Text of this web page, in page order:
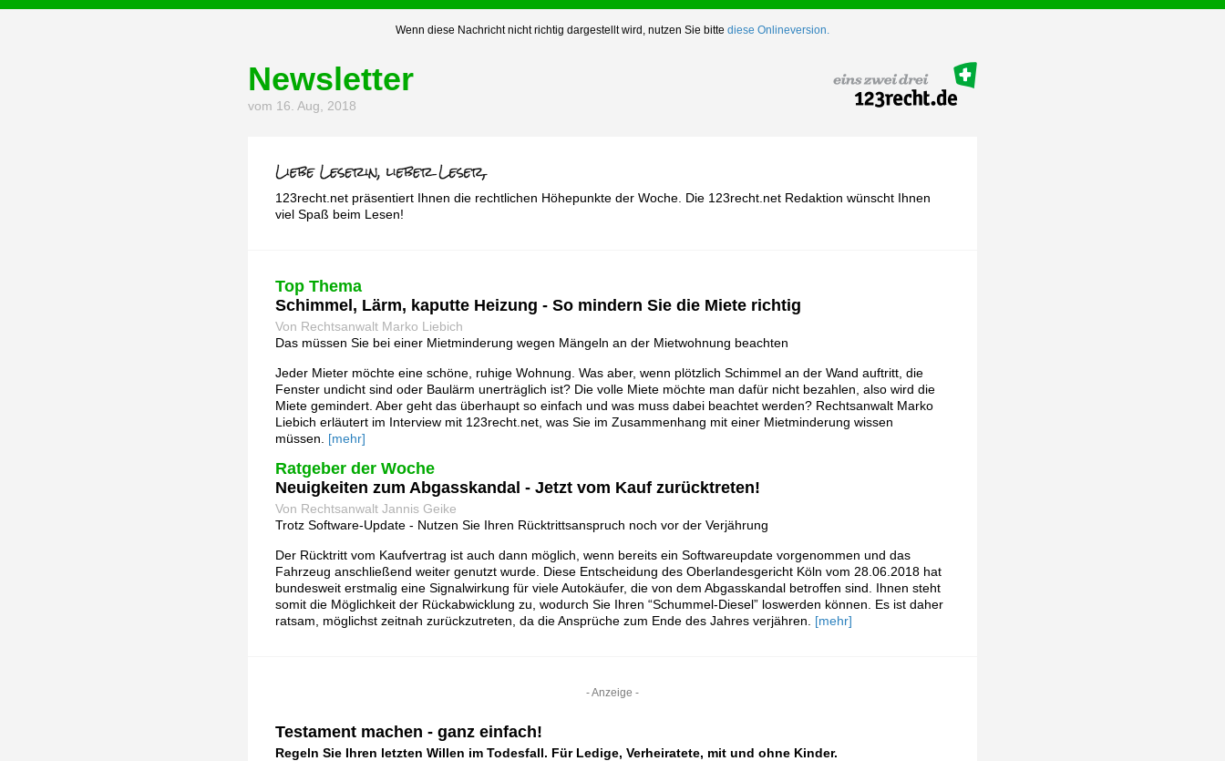
Wenn diese Nachricht nicht richtig dargestellt wird, nutzen Sie bitte diese Onlineversion.
Newsletter
vom 16. Aug, 2018
123recht.net präsentiert Ihnen die rechtlichen Höhepunkte der Woche. Die 123recht.net Redaktion wünscht Ihnen
viel Spaß beim Lesen!
Top Thema
Schimmel, Lärm, kaputte Heizung - So mindern Sie die Miete richtig
Von Rechtsanwalt Marko Liebich
Das müssen Sie bei einer Mietminderung wegen Mängeln an der Mietwohnung beachten
Jeder Mieter möchte eine schöne, ruhige Wohnung. Was aber, wenn plötzlich Schimmel an der Wand auftritt, die
Fenster undicht sind oder Baulärm unerträglich ist? Die volle Miete möchte man dafür nicht bezahlen, also wird die
Miete gemindert. Aber geht das überhaupt so einfach und was muss dabei beachtet werden? Rechtsanwalt Marko
Liebich erläutert im Interview mit 123recht.net, was Sie im Zusammenhang mit einer Mietminderung wissen
müssen. [mehr]
Ratgeber der Woche
Neuigkeiten zum Abgasskandal - Jetzt vom Kauf zurücktreten!
Von Rechtsanwalt Jannis Geike
Trotz Software-Update - Nutzen Sie Ihren Rücktrittsanspruch noch vor der Verjährung
Der Rücktritt vom Kaufvertrag ist auch dann möglich, wenn bereits ein Softwareupdate vorgenommen und das
Fahrzeug anschließend weiter genutzt wurde. Diese Entscheidung des Oberlandesgericht Köln vom 28.06.2018 hat
bundesweit erstmalig eine Signalwirkung für viele Autokäufer, die von dem Abgasskandal betroffen sind. Ihnen steht
somit die Möglichkeit der Rückabwicklung zu, wodurch Sie Ihren “Schummel-Diesel” loswerden können. Es ist daher
ratsam, möglichst zeitnah zurückzutreten, da die Ansprüche zum Ende des Jahres verjähren. [mehr]
- Anzeige -
Testament machen - ganz einfach!
Regeln Sie Ihren letzten Willen im Todesfall. Für Ledige, Verheiratete, mit und ohne Kinder.